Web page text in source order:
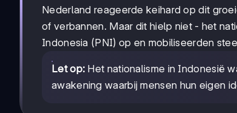
Nederland reageerde keihard op dit
of verbannen. Maar dit hielp niet - het
Indonesia (PNI) op en mobiliseerden
Let op: Het nationalisme in Indonesië
awakening waarbij mensen hun eigen